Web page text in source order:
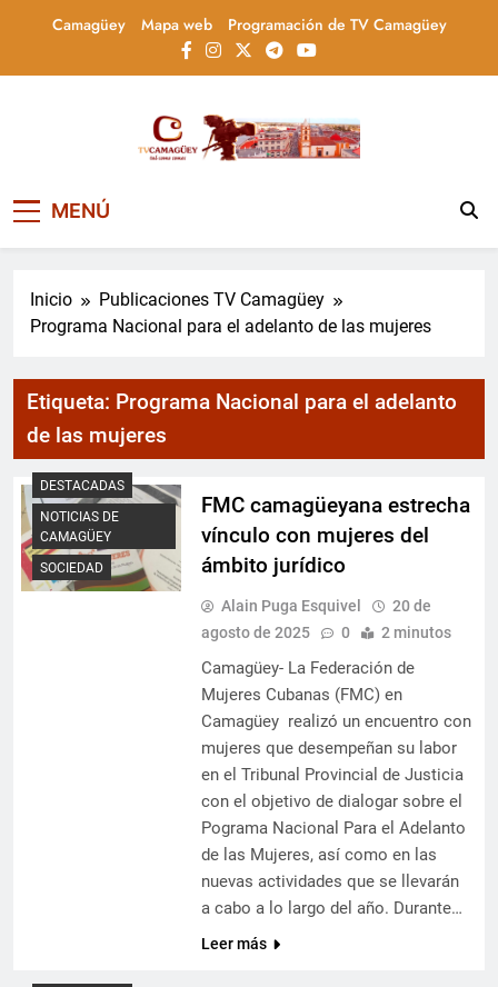
Camagüey Mapa web Programación de TV Camagüey
Televisión Camagüey,
Cuba
informa, educa y entretiene con contenidos
la actualidad nacional
MENÚ
Inicio
Publicaciones TV Camagüey
Programa Nacional para el adelanto de las mujeres
Etiqueta: Programa Nacional para el adelanto
de las mujeres
DESTACADAS
NOTICIAS DE
CAMAGÜEY
SOCIEDAD
FMC camagüeyana estrecha
vínculo con mujeres del
ámbito jurídico
Alain Puga Esquivel
20 de
agosto de 2025
0 2 minutos
Camagüey- La Federación de
Mujeres Cubanas (FMC) en
Camagüey realizó un encuentro con
mujeres que desempeñan su labor
en el Tribunal Provincial de Justicia
con el objetivo de dialogar sobre el
Pograma Nacional Para el Adelanto
de las Mujeres, así como en las
nuevas actividades que se llevarán
a cabo a lo largo del año. Durante…
Leer más